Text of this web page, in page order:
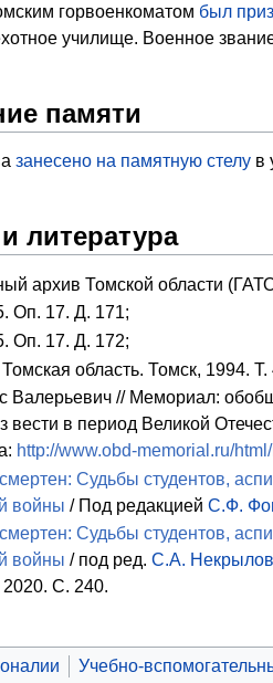
горвоенкоматом был
училище. Военное
памяти
занесено на памятную стелув
литература
архив Томской области
Оп. 17. Д. 171;
Оп. 17. Д. 172;
область. Томск, 1994.
Валерьевич // Мемориал:
вести в период Великой
http://www.obd-memorial.ru/
Судьбы студентов,
войны / Под редакцией С.Ф.
Судьбы студентов,
войны / под ред. С.А.
2020. C. 240.
Учебно-